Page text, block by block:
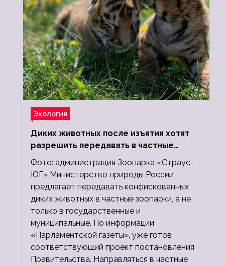
Экология
Диких животных после изъятия хотят
разрешить передавать в частные
зоопарки
Фото: администрация Зоопарка «Страус-
ЮГ» Министерство природы России
предлагает передавать конфискованных
диких животных в частные зоопарки, а не
только в государственные и
муниципальные. По информации
«Парламентской газеты», уже готов
соответствующий проект постановления
Правительства. Направляться в частные